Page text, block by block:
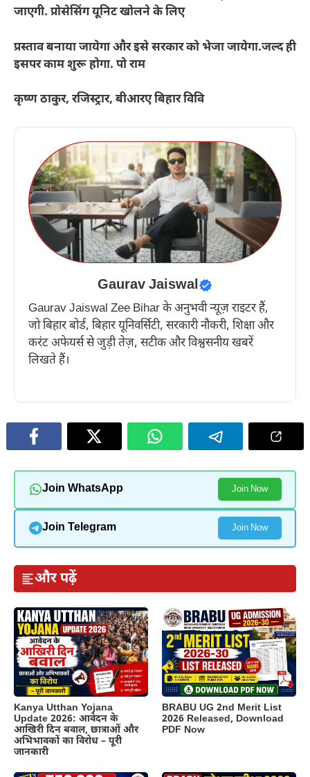
जाएगी. प्रोसेसिंग यूनिट खोलने के लिए
प्रस्ताव बनाया जायेगा और इसे सरकार को भेजा जायेगा.जल्द ही
इसपर काम शुरू होगा. पो राम
कृष्ण ठाकुर, रजिस्ट्रार, बीआरए बिहार विवि
Gaurav Jaiswal
Gaurav Jaiswal Zee Bihar के अनुभवी न्यूज़ राइटर हैं,
जो बिहार बोर्ड, बिहार यूनिवर्सिटी, सरकारी नौकरी, शिक्षा और
करंट अफेयर्स से जुड़ी तेज़, सटीक और विश्वसनीय खबरें
लिखते हैं।
Join WhatsApp Join Now
Join Telegram Join Now
और पढ़ें
Kanya Utthan Yojana
Update 2026: आवेदन के
आखिरी दिन बवाल, छात्राओं और
अभिभावकों का विरोध – पूरी
जानकारी
BRABU UG 2nd Merit List
2026 Released, Download
PDF Now